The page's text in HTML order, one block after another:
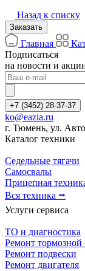
Назад к списку
Заказать
Главная
Подписаться
на новости и
+7 (3452) 28-37-37
ko@eazia.ru
г. Тюмень, ул.
Каталог техники
Седельные тягачи
Самосвалы
Прицепная
Вся техника ⭢
Услуги сервиса
ТО и диагностика
Ремонт тормозной
Ремонт подвески
Ремонт двигателя